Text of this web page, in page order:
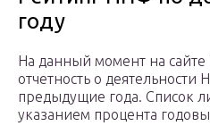
году
На данный момент на сайте
отчетность о деятельности
предыдущие года. Список
указанием процента